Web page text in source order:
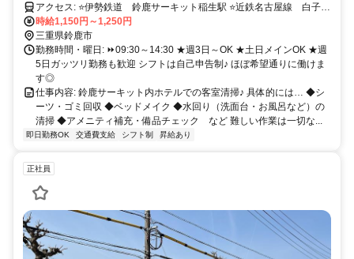
アクセス: ⭐️伊勢鉄道 鈴鹿サーキット稲生駅 ⭐️近鉄名古屋線 白子駅
⭐️近鉄鈴鹿線 平田町駅
時給1,150円～1,250円
三重県鈴鹿市
勤務時間・曜日: ⏩️09:30～14:30 ★週3日～OK ★土日メインOK ★週
5日ガッツリ勤務も歓迎 シフトは自己申告制♪ ほぼ希望通りに働けま
す◎
仕事内容: 鈴鹿サーキット内ホテルでの客室清掃♪ 具体的には… ◆シ
ーツ・ゴミ回収 ◆ベッドメイク ◆水回り（洗面台・お風呂など）の
清掃 ◆アメニティ補充・備品チェック など 難しい作業は一切な...
即日勤務OK 交通費支給 シフト制 昇給あり
正社員